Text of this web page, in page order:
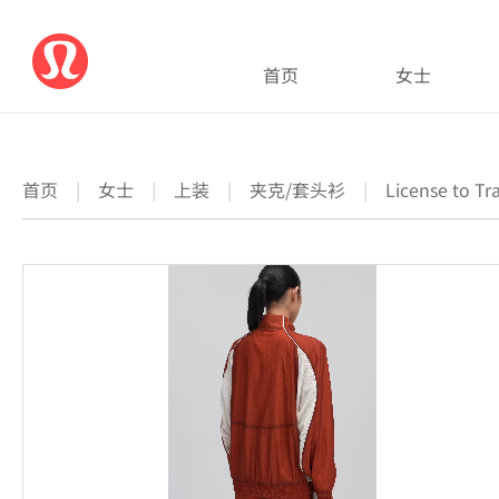
首页 女士
首页 | 女士 | 上装 | 夹克/套头衫 | License to